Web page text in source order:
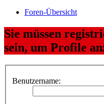
Foren-Übersicht
Sie müssen
sein, um Profile
Benutzername: